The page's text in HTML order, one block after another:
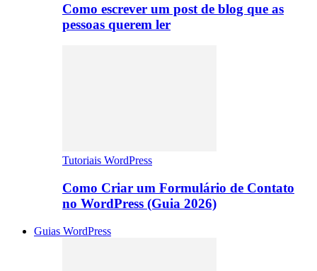
Como escrever um post de blog que as
pessoas querem ler
Tutoriais WordPress
Como Criar um Formulário de Contato
no WordPress (Guia 2026)
Guias WordPress